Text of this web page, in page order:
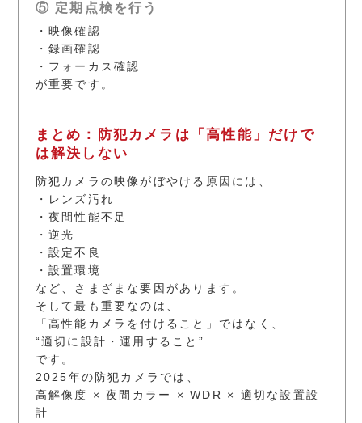
⑤ 定期点検を行う
・映像確認
・録画確認
・フォーカス確認
が重要です。
まとめ：防犯カメラは「高性能」だけで
は解決しない
防犯カメラの映像がぼやける原因には、
・レンズ汚れ
・夜間性能不足
・逆光
・設定不良
・設置環境
など、さまざまな要因があります。
そして最も重要なのは、
「高性能カメラを付けること」ではなく、
“適切に設計・運用すること”
です。
2025年の防犯カメラでは、
高解像度 × 夜間カラー × WDR × 適切な設置設
計